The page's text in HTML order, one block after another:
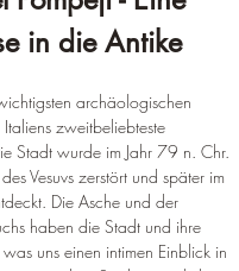
in die Antike
archäologischen
zweitbeliebteste
Stadt wurde im Jahr 79 n. Chr.
Vesuvs zerstört und später im
. Die Asche und der
haben die Stadt und ihre
uns einen intimen Einblick in